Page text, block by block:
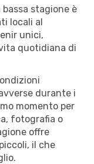
bassa stagione è
locali al
unici,
quotidiana di
durante i
momento per
fotografia o
offre
il che